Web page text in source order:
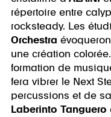
répertoire entre
rocksteady. Les
Orchestra
une création
formation de
fera vibrer le Next
percussions et de
Laberinto Tanguero